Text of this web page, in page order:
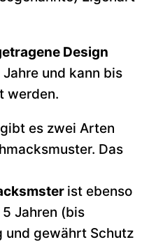
Design
und kann bis
werden.
es zwei Arten
Das
ist ebenso
Jahren (bis
und gewährt Schutz